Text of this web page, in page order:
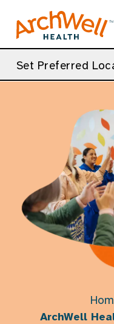
Set Preferred
ArchWell